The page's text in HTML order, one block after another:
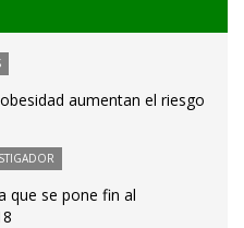
aumentan el riesgo
que se pone fin al